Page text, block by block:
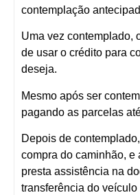
contemplação
Uma vez contemplado,
de usar o crédito para
deseja.
Mesmo após ser
pagando as parcelas
Depois de
compra do caminhão, e
presta assistência na
transferência do